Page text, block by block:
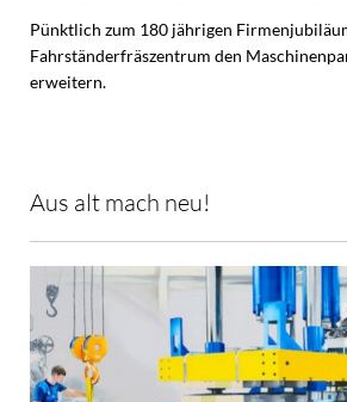
Pünktlich zum 180 jährigen
Fahrständerfräszentrum den
erweitern.
Aus alt mach neu!